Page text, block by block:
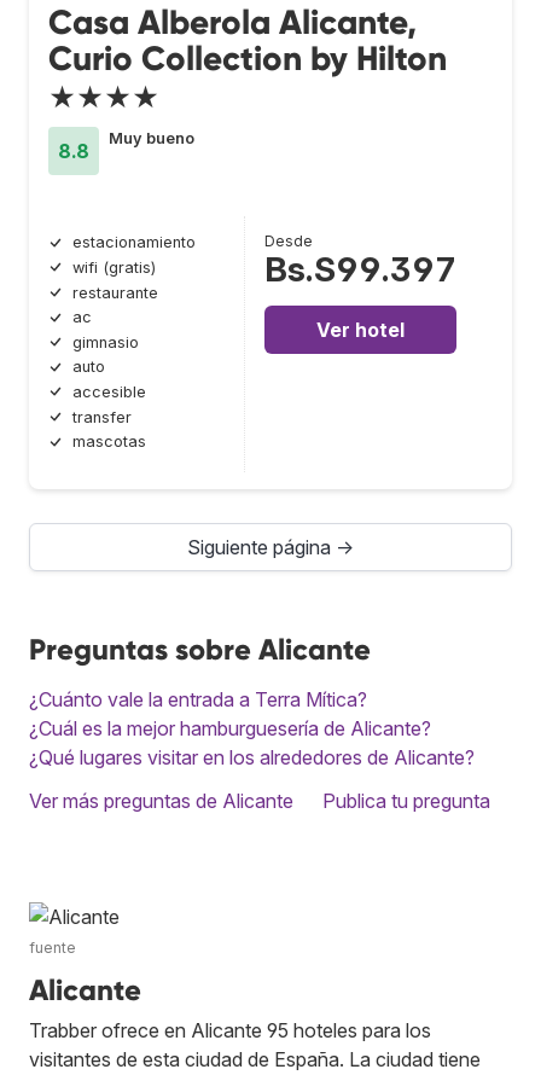
Casa Alberola Alicante,
Curio Collection by Hilton
★★★★
8.8
Muy bueno
estacionamiento
wifi (gratis)
restaurante
ac
gimnasio
auto
accesible
transfer
mascotas
Desde
Bs.S99.397
Ver hotel
Siguiente página →
Preguntas sobre Alicante
¿Cuánto vale la entrada a Terra Mítica?
¿Cuál es la mejor hamburguesería de Alicante?
¿Qué lugares visitar en los alrededores de Alicante?
Ver más preguntas de Alicante
Publica tu pregunta
fuente
Alicante
Trabber ofrece en Alicante 95 hoteles para los
visitantes de esta ciudad de España. La ciudad tiene